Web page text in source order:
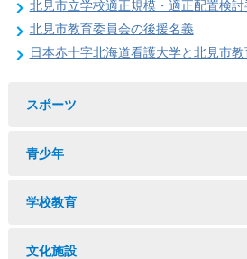
北見市立学校適正規模・適正配置検討
北見市教育委員会の後援名義
日本赤十字北海道看護大学と北見市教育委員会と
スポーツ
青少年
学校教育
文化施設